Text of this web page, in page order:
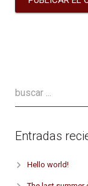
Entradas
Hello world!